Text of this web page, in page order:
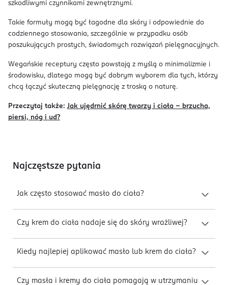
szkodliwymi czynnikami zewnętrznymi.
Takie formuły mogą być łagodne dla skóry i odpowiednie do
codziennego stosowania, szczególnie w przypadku osób
poszukujących prostych, świadomych rozwiązań pielęgnacyjnych.
Wegańskie receptury często powstają z myślą o minimalizmie i
środowisku, dlatego mogą być dobrym wyborem dla tych, którzy
chcą łączyć skuteczną pielęgnację z troską o naturę.
Przeczytaj także: Jak ujędrnić skórę twarzy i ciała – brzucha,
piersi, nóg i ud?
Najczęstsze pytania
Jak często stosować masło do ciała?
Czy krem do ciała nadaje się do skóry wrażliwej?
Kiedy najlepiej aplikować masło lub krem do ciała?
Czy masła i kremy do ciała pomagają w utrzymaniu